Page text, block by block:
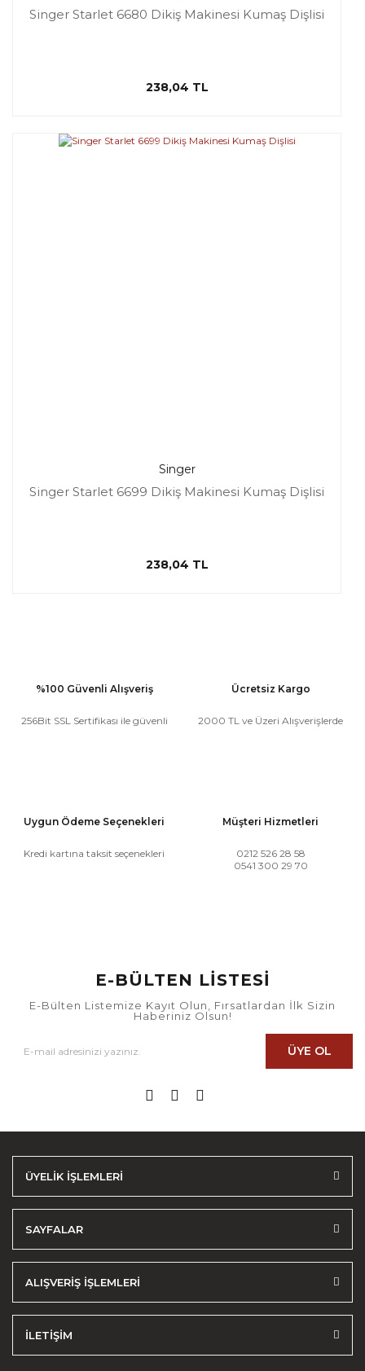
Singer Starlet 6680 Dikiş Makinesi Kumaş Dişlisi
238,04 TL
Singer
Singer Starlet 6699 Dikiş Makinesi Kumaş Dişlisi
238,04 TL
%100 Güvenli Alışveriş
256Bit SSL Sertifikası ile güvenli
Ücretsiz Kargo
2000 TL ve Üzeri Alışverişlerde
Uygun Ödeme Seçenekleri
Kredi kartına taksit seçenekleri
Müşteri Hizmetleri
0212 526 28 58
0541 300 29 70
E-BÜLTEN LİSTESİ
E-Bülten Listemize Kayıt Olun, Fırsatlardan İlk Sizin
Haberiniz Olsun!
ÜYE OL
ÜYELİK İŞLEMLERİ
SAYFALAR
ALIŞVERİŞ İŞLEMLERİ
İLETİŞİM